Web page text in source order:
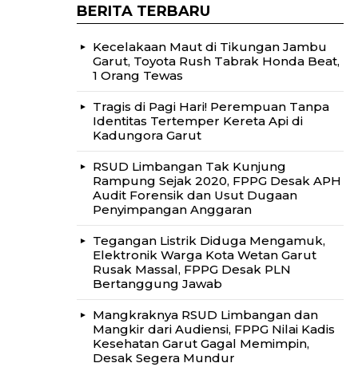
BERITA TERBARU
Kecelakaan Maut di Tikungan Jambu
Garut, Toyota Rush Tabrak Honda Beat,
1 Orang Tewas
Tragis di Pagi Hari! Perempuan Tanpa
Identitas Tertemper Kereta Api di
Kadungora Garut
RSUD Limbangan Tak Kunjung
Rampung Sejak 2020, FPPG Desak APH
Audit Forensik dan Usut Dugaan
Penyimpangan Anggaran
Tegangan Listrik Diduga Mengamuk,
Elektronik Warga Kota Wetan Garut
Rusak Massal, FPPG Desak PLN
Bertanggung Jawab
Mangkraknya RSUD Limbangan dan
Mangkir dari Audiensi, FPPG Nilai Kadis
Kesehatan Garut Gagal Memimpin,
Desak Segera Mundur